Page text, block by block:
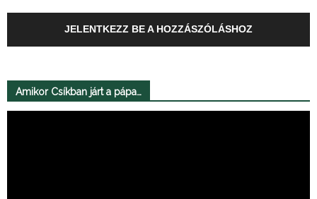
JELENTKEZZ BE A HOZZÁSZÓLÁSHOZ
Amikor Csíkban járt a pápa…